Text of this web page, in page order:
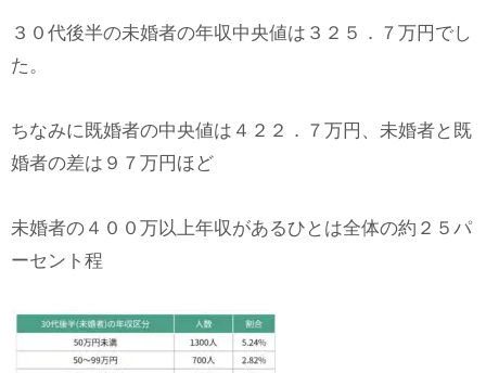
３０代後半の未婚者の年収中央値は３２５．７万円でし
た。
ちなみに既婚者の中央値は４２２．７万円、未婚者と既
婚者の差は９７万円ほど
未婚者の４００万以上年収があるひとは全体の約２５パ
ーセント程